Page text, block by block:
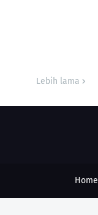
Lebih lama
Home